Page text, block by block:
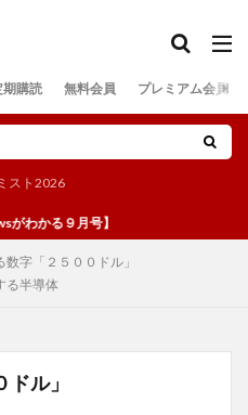
期購読 無料会員 プレミアム会員
スト2026
９月号】
数字「２５００ドル」
る半導体
ドル」
索